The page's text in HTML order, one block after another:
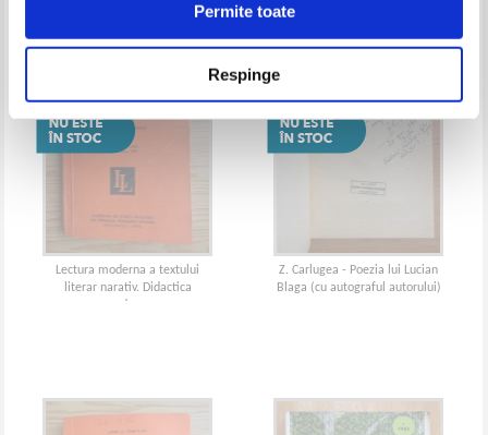
Permite toate
Respinge
Lectura moderna a textului
literar narativ. Didactica
moderna
Z. Carlugea - Poezia lui Lucian
Blaga (cu autograful autorului)